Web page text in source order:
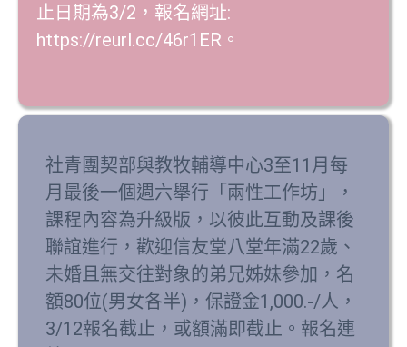
止日期為3/2，報名網址:
https://reurl.cc/46r1ER。
社青團契部與教牧輔導中心3至11月每
月最後一個週六舉行「兩性工作坊」，
課程內容為升級版，以彼此互動及課後
聯誼進行，歡迎信友堂八堂年滿22歲、
未婚且無交往對象的弟兄姊妹參加，名
額80位(男女各半)，保證金1,000.-/人，
3/12報名截止，或額滿即截止。報名連